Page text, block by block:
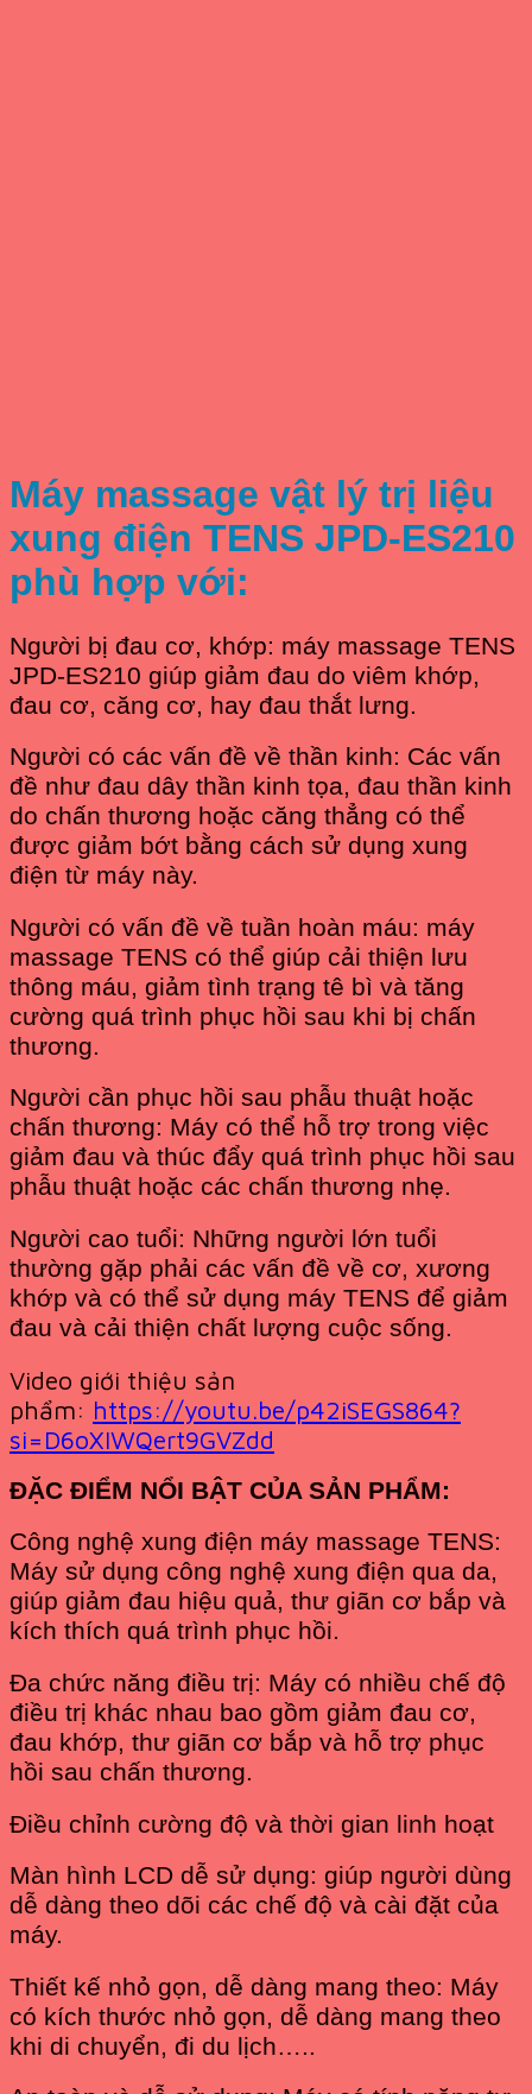
Máy massage vật lý trị liệu
xung điện TENS JPD-ES210
phù hợp với:
Người bị đau cơ, khớp: máy massage TENS
JPD-ES210 giúp giảm đau do viêm khớp,
đau cơ, căng cơ, hay đau thắt lưng.
Người có các vấn đề về thần kinh: Các vấn
đề như đau dây thần kinh tọa, đau thần kinh
do chấn thương hoặc căng thẳng có thể
được giảm bớt bằng cách sử dụng xung
điện từ máy này.
Người có vấn đề về tuần hoàn máu: máy
massage TENS có thể giúp cải thiện lưu
thông máu, giảm tình trạng tê bì và tăng
cường quá trình phục hồi sau khi bị chấn
thương.
Người cần phục hồi sau phẫu thuật hoặc
chấn thương: Máy có thể hỗ trợ trong việc
giảm đau và thúc đẩy quá trình phục hồi sau
phẫu thuật hoặc các chấn thương nhẹ.
Người cao tuổi: Những người lớn tuổi
thường gặp phải các vấn đề về cơ, xương
khớp và có thể sử dụng máy TENS để giảm
đau và cải thiện chất lượng cuộc sống.
Video giới thiệu sản
phẩm: https://youtu.be/p42iSEGS864?
si=D6oXIWQert9GVZdd
ĐẶC ĐIỂM NỔI BẬT CỦA SẢN PHẨM:
Công nghệ xung điện máy massage TENS:
Máy sử dụng công nghệ xung điện qua da,
giúp giảm đau hiệu quả, thư giãn cơ bắp và
kích thích quá trình phục hồi.
Đa chức năng điều trị: Máy có nhiều chế độ
điều trị khác nhau bao gồm giảm đau cơ,
đau khớp, thư giãn cơ bắp và hỗ trợ phục
hồi sau chấn thương.
Điều chỉnh cường độ và thời gian linh hoạt
Màn hình LCD dễ sử dụng: giúp người dùng
dễ dàng theo dõi các chế độ và cài đặt của
máy.
Thiết kế nhỏ gọn, dễ dàng mang theo: Máy
có kích thước nhỏ gọn, dễ dàng mang theo
khi di chuyển, đi du lịch…..